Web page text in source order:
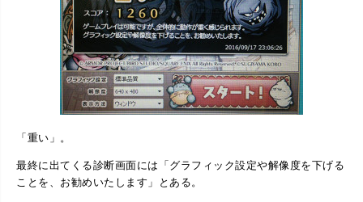
「重い」。
最終に出てくる診断画面には「グラフィック設定や解像度を下げる
ことを、お勧めいたします」とある。